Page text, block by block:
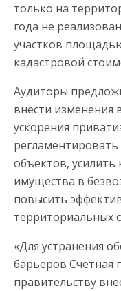
только на
года не
участков
кадастровой
Аудиторы
внести изменения
ускорения
объектов,
имущества в
повысить
территориальных
«Для устранения
барьеров Счетная
правительству